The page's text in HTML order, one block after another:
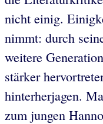
nicht einig.
nimmt: durch
weitere
stärker
hinterherjagen.
zum jungen